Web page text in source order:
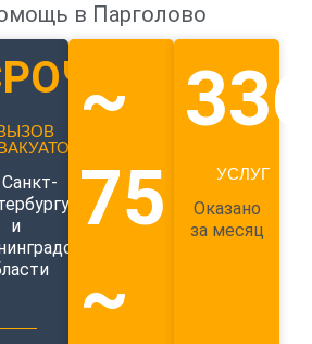
в Парголово
и
~
75
~
УСЛУГ
Оказано
за месяц